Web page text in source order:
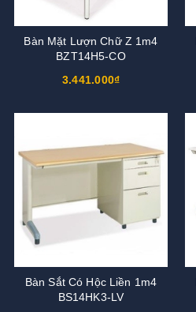
Bàn Mặt Lượn Chữ Z 1m4
BZT14H5-CO
3.441.000₫
Bàn Sắt Có Hộc Liền 1m4
BS14HK3-LV